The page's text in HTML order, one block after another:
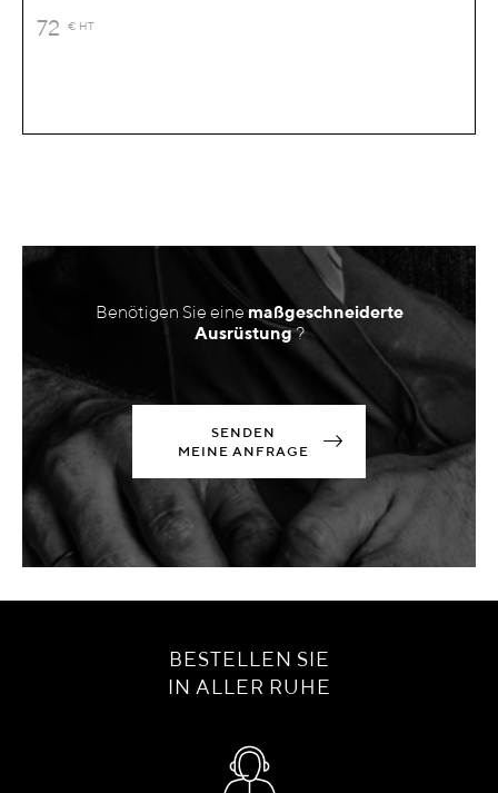
72 € HT
Benötigen Sie einemaßgeschneiderte
Ausrüstung?
SENDEN
MEINE ANFRAGE
BESTELLEN SIE
IN ALLER RUHE